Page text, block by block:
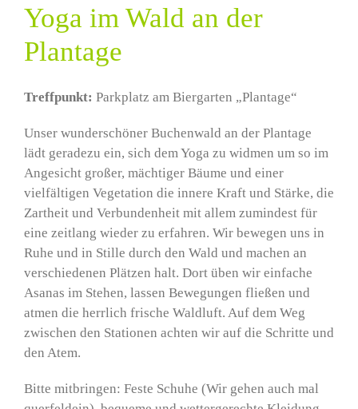
Yoga im Wald an der
Plantage
Treffpunkt: Parkplatz am Biergarten „Plantage“
Unser wunderschöner Buchenwald an der Plantage
lädt geradezu ein, sich dem Yoga zu widmen um so im
Angesicht großer, mächtiger Bäume und einer
vielfältigen Vegetation die innere Kraft und Stärke, die
Zartheit und Verbundenheit mit allem zumindest für
eine zeitlang wieder zu erfahren. Wir bewegen uns in
Ruhe und in Stille durch den Wald und machen an
verschiedenen Plätzen halt. Dort üben wir einfache
Asanas im Stehen, lassen Bewegungen fließen und
atmen die herrlich frische Waldluft. Auf dem Weg
zwischen den Stationen achten wir auf die Schritte und
den Atem.
Bitte mitbringen: Feste Schuhe (Wir gehen auch mal